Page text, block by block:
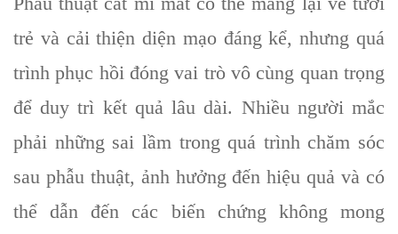
trẻ và cải thiện diện mạo đáng kể, nhưng quá
trình phục hồi đóng vai trò vô cùng quan trọng
để duy trì kết quả lâu dài. Nhiều người mắc
phải những sai lầm trong quá trình chăm sóc
sau phẫu thuật, ảnh hưởng đến hiệu quả và có
thể dẫn đến các biến chứng không mong